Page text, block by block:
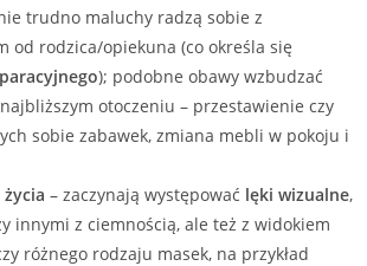
trudno maluchy radzą sobie z
od rodzica/opiekuna (co określa się
); podobne obawy wzbudzać
otoczeniu – przestawienie czy
sobie zabawek, zmiana mebli w pokoju i
– zaczynają występować lęki wizualne,
innymi z ciemnością, ale też z widokiem
różnego rodzaju masek, na przykład